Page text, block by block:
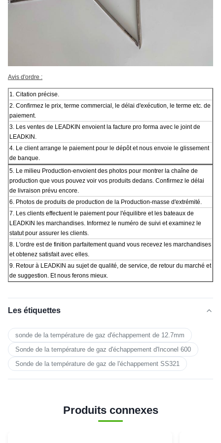
Avis d'ordre :
1. Citation précise.
2. Confirmez le prix, terme commercial, le délai d'exécution, le terme etc. de
paiement.
3. Les ventes de LEADKIN envoient la facture pro forma avec le joint de
LEADKIN.
4. Le client arrange le paiement pour le dépôt et nous envoie le glissement
de banque.
5. Le milieu Production-envoient des photos pour montrer la chaîne de
production que vous pouvez voir vos produits dedans. Confirmez le délai
de livraison prévu encore.
6. Photos de produits de production de la Production-masse d'extrémité.
7. Les clients effectuent le paiement pour l'équilibre et les bateaux de
LEADKIN les marchandises. Informez le numéro de suivi et examinez le
statut pour assurer les clients.
8. L'ordre est de finition parfaitement quand vous recevez les marchandises
et obtenez satisfait avec elles.
9. Retour à LEADKIN au sujet de qualité, de service, de retour du marché et
de suggestion. Et nous ferons mieux.
Les étiquettes
sonde de la température de gaz d'échappement de 12.7mm
Sonde de la température de gaz d'échappement d'Inconel 600
Sonde de la température de gaz de l'échappement SS321
Produits connexes